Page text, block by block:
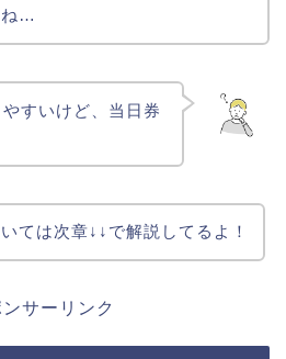
ね…
すいけど、当日券
ては次章↓↓で解説してるよ！
ンサーリンク